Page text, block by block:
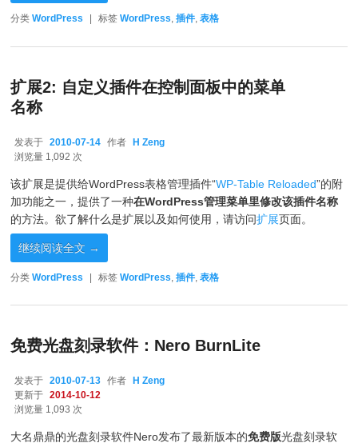
分类 WordPress 标签 WordPress,插件,表格
扩展2: 自定义插件在控制面板中的菜单
名称
发表于 2010-07-14 作者 H Zeng
浏览量 1,092 次
该扩展是提供给WordPress表格管理插件“WP-Table Reloaded”的附
加功能之一，提供了一种在WordPress管理菜单里修改该插件名称
的方法。欲了解什么是扩展以及如何使用，请访问扩展页面。
继续阅读全文 →
分类 WordPress | 标签 WordPress ,插件 ,表格
免费光盘刻录软件：Nero BurnLite
发表于 2010-07-13 作者
H Zeng
更新于
2014-10-12
浏览量 1,093 次
大名鼎鼎的光盘刻录软件Nero发布了最新版本的免费版光盘刻录软